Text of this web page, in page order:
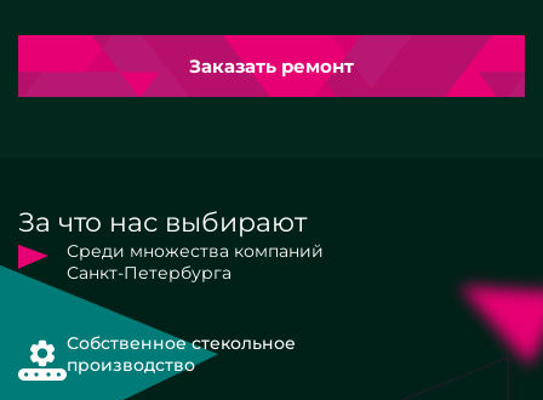
Заказать ремонт
За что нас выбирают
Среди множества компаний
Санкт-Петербурга
Собственное стекольное
производство